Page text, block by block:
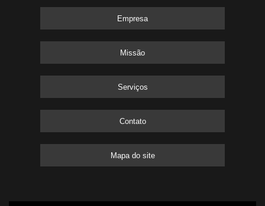
Empresa
Missão
Serviços
Contato
Mapa do site